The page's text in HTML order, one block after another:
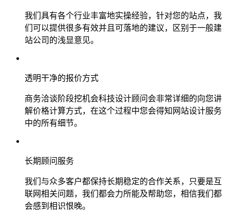
我们具有各个行业丰富地实操经验，针对您的站点，我
们可以提供很多有效并且可落地的建议，区别于一般建
站公司的浅显意见。
透明干净的报价方式
商务洽谈阶段挖机会科技设计顾问会非常详细的向您讲
解价格计算方式，在这个过程中您会得知网站设计服务
中的所有细节。
长期顾问服务
我们与众多客户都保持长期稳定的合作关系，只要是互
联网相关问题，我们都会力所能及帮助您，相信我们都
会感到相识恨晚。